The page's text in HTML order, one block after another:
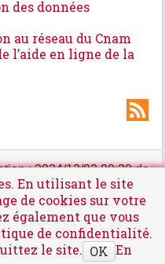
des données
au réseau du Cnam
l’aide en ligne de la
En utilisant le site
de cookies sur votre
également que vous
de confidentialité.
le site. OK En
: 2024/12/02 09:30 de
cabaudp